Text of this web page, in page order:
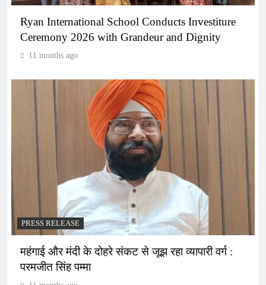
Ryan International School Conducts Investiture
Ceremony 2026 with Grandeur and Dignity
11 months ago
PRESS RELEASE
महंगाई और मंदी के दोहरे संकट से जूझ रहा व्यापारी वर्ग :
परमजीत सिंह पम्मा